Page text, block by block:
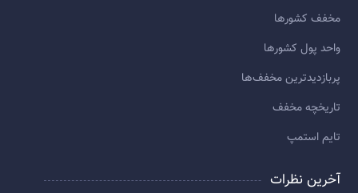
مخفف کشورها
واحد پول کشورها
پربازديدترين مخفف‌ها
تاريخچه مخفف
تایم استمپ
آخرین نظرات